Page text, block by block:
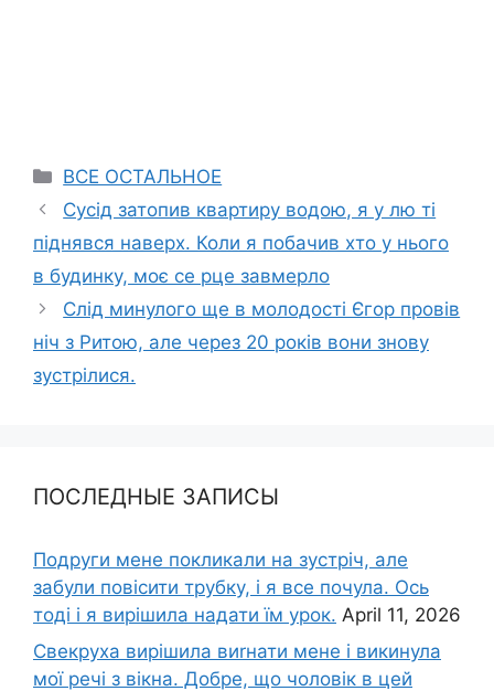
Categories
ВСЕ ОСТАЛЬНОЕ
Сусід затопив квартиру водою, я у лю тi
піднявся наверх. Коли я побачив хто у нього
в будинку, моє се рце зaвмeрло
Слід минулого ще в молодості Єгор провів
ніч з Ритою, але через 20 років вони знову
зустрілися.
ПОСЛЕДНЫЕ ЗАПИСЫ
Подруги мене покликали на зустріч, але
забули повісити трубку, і я все почула. Ось
тоді і я вирішила надати їм урок. April 11, 2026
Свекруха вирішила виrнати мене і викинула
мої речі з вікна. Добре, що чоловік в цей